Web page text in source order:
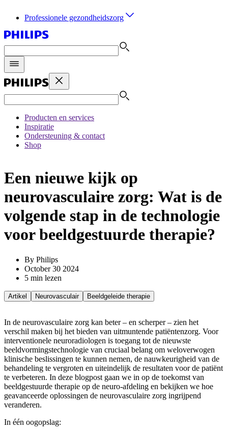
Professionele gezondheidszorg
Producten en services
Inspiratie
Ondersteuning & contact
Shop
Een nieuwe kijk op
neurovasculaire zorg: Wat is de
volgende stap in de technologie
voor beeldgestuurde therapie?
By Philips
October 30 2024
5 min lezen
Artikel Neurovasculair Beeldgeleide therapie
In de neurovasculaire zorg kan beter – en scherper – zien het
verschil maken bij het bieden van uitmuntende patiëntenzorg. Voor
interventionele neuroradiologen is toegang tot de nieuwste
beeldvormingstechnologie van cruciaal belang om weloverwogen
klinische beslissingen te kunnen nemen, de nauwkeurigheid van de
behandeling te vergroten en uiteindelijk de resultaten voor de patiënt
te verbeteren. In deze blogpost gaan we in op de toekomst van
beeldgestuurde therapie op de neuro-afdeling en bekijken we hoe
geavanceerde oplossingen de neurovasculaire zorg ingrijpend
veranderen.
In één oogopslag: